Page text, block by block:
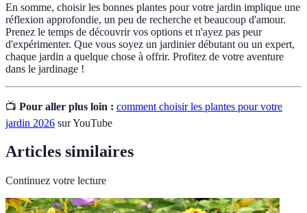
En somme, choisir les bonnes plantes pour votre jardin implique une
réflexion approfondie, un peu de recherche et beaucoup d'amour.
Prenez le temps de découvrir vos options et n'ayez pas peur
d'expérimenter. Que vous soyez un jardinier débutant ou un expert,
chaque jardin a quelque chose à offrir. Profitez de votre aventure
dans le jardinage !
📺 Pour aller plus loin : comment choisir les plantes pour votre
jardin 2026 sur YouTube
Articles similaires
Continuez votre lecture